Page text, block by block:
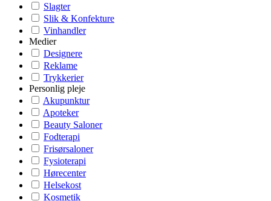
Slagter
Slik & Konfekture
Vinhandler
Medier
Designere
Reklame
Trykkerier
Personlig pleje
Akupunktur
Apoteker
Beauty Saloner
Fodterapi
Frisørsaloner
Fysioterapi
Hørecenter
Helsekost
Kosmetik